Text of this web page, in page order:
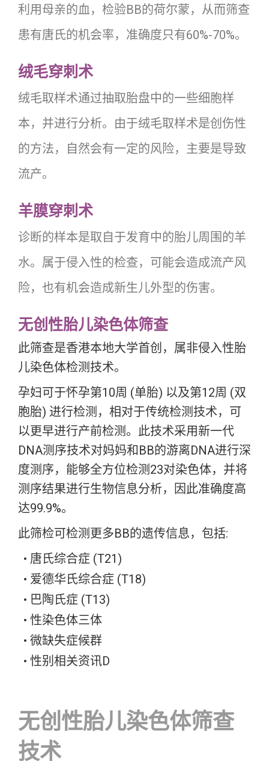
利用母亲的血，检验BB的荷尔蒙，从而筛查
患有唐氏的机会率，准确度只有60%-70%。
绒毛穿刺术
绒毛取样术通过抽取胎盘中的一些细胞样
本，并进行分析。由于绒毛取样术是创伤性
的方法，自然会有一定的风险，主要是导致
流产。
羊膜穿刺术
诊断的样本是取自于发育中的胎儿周围的羊
水。属于侵入性的检查，可能会造成流产风
险，也有机会造成新生儿外型的伤害。
无创性胎儿染色体筛查
此筛查是香港本地大学首创，属非侵入性胎
儿染色体检测技术。
孕妇可于怀孕第10周 (单胎) 以及第12周 (双
胞胎) 进行检测，相对于传统检测技术，可
以更早进行产前检测。此技术采用新一代
DNA测序技术对妈妈和BB的游离DNA进行深
度测序，能够全方位检测23对染色体，并将
测序结果进行生物信息分析，因此准确度高
达99.9%。
此筛检可检测更多BB的遗传信息，包括:
唐氏综合症 (T21)
爱德华氏综合症 (T18)
巴陶氏症 (T13)
性染色体三体
微缺失症候群
性别相关资讯D
无创性胎儿染色体筛查
技术